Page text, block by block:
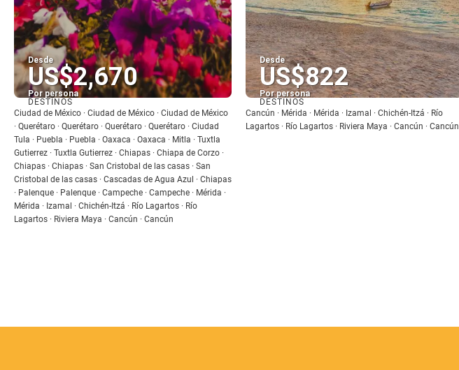
Desde
US$2,670
Por persona
Ver
DESTINOS
Ciudad de México · Ciudad de México · Ciudad de México
· Querétaro · Querétaro · Querétaro · Querétaro · Ciudad
Tula · Puebla · Puebla · Oaxaca · Oaxaca · Mitla · Tuxtla
Gutierrez · Tuxtla Gutierrez · Chiapas · Chiapa de Corzo ·
Chiapas · Chiapas · San Cristobal de las casas · San
Cristobal de las casas · Cascadas de Agua Azul · Chiapas
· Palenque · Palenque · Campeche · Campeche · Mérida ·
Mérida · Izamal · Chichén-Itzá · Río Lagartos · Río
Lagartos · Riviera Maya · Cancún · Cancún
Desde
US$822
Por persona
Ver
DESTINOS
Cancún · Mérida · Mérida · Izamal · Chichén-Itzá · Río
Lagartos · Río Lagartos · Riviera Maya · Cancún · Cancún